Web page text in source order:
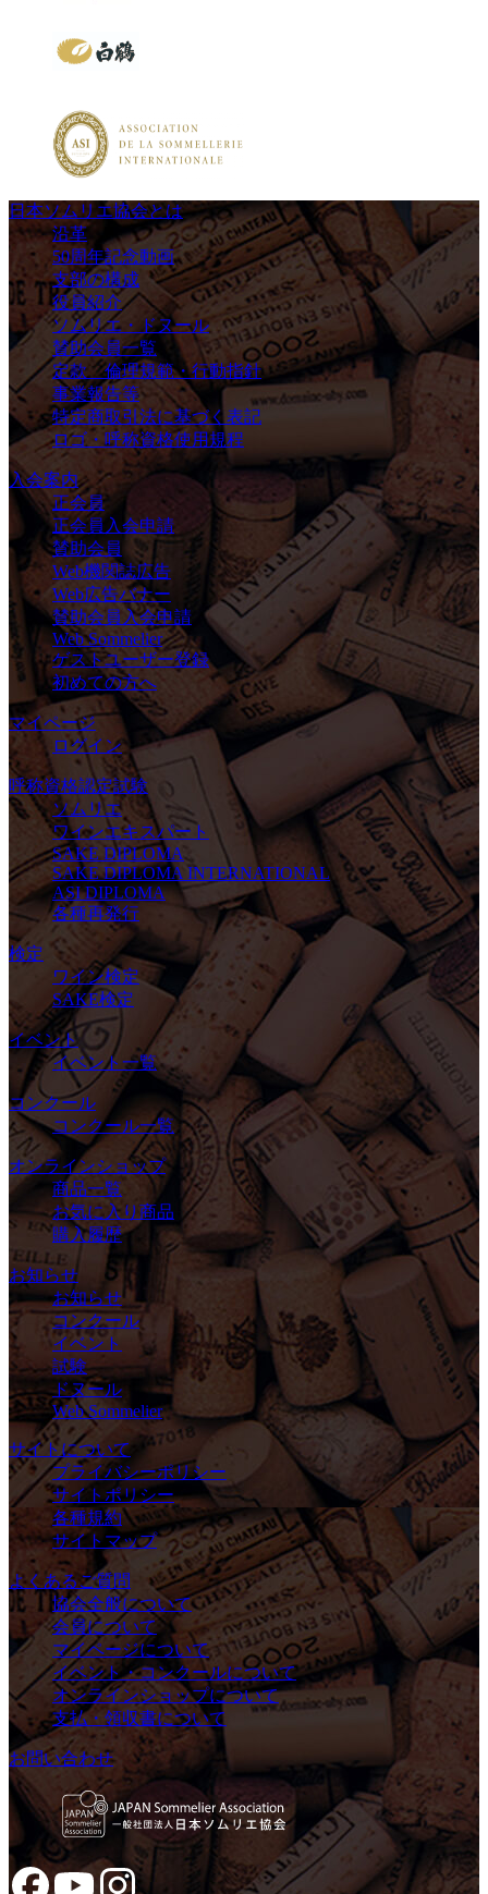
日本ソムリエ協会とは
沿革
50周年記念動画
支部の構成
役員紹介
ソムリエ・ドヌール
賛助会員一覧
定款 倫理規範・行動指針
事業報告等
特定商取引法に基づく表記
ロゴ・呼称資格使用規程
入会案内
正会員
正会員入会申請
賛助会員
Web機関誌広告
Web広告バナー
賛助会員入会申請
Web Sommelier
ゲストユーザー登録
初めての方へ
マイページ
ログイン
呼称資格認定試験
ソムリエ
ワインエキスパート
SAKE DIPLOMA
SAKE DIPLOMA INTERNATIONAL
ASI DIPLOMA
各種再発行
検定
ワイン検定
SAKE検定
イベント
イベント一覧
コンクール
コンクール一覧
オンラインショップ
商品一覧
お気に入り商品
購入履歴
お知らせ
お知らせ
コンクール
イベント
試験
ドヌール
Web Sommelier
サイトについて
プライバシーポリシー
サイトポリシー
各種規約
サイトマップ
よくあるご質問
協会全般について
会員について
マイページについて
イベント・コンクールについて
オンラインショップについて
支払・領収書について
お問い合わせ